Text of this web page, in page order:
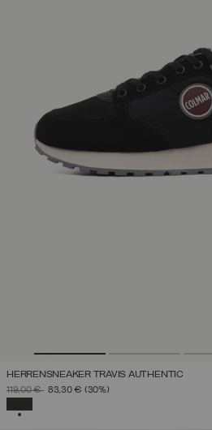
HERRENSNEAKER TRAVIS AUTHENTIC
PREIS REDUZIERT VON
119,00 €AUF
83,30 € (30%)